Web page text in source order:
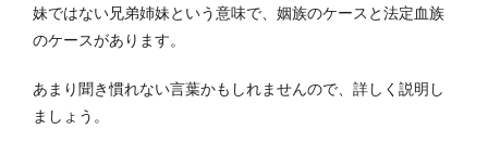
妹ではない兄弟姉妹という意味で、姻族のケースと法定血族
のケースがあります。
あまり聞き慣れない言葉かもしれませんので、詳しく説明し
ましょう。